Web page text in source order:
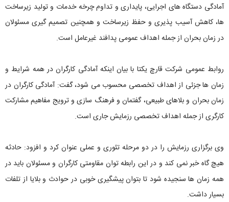
آمادگی دستگاه های اجرایی، پایداری و تداوم چرخه خدمات و تولید زیرساخت
ها، کاهش آسیب پذیری و حفظ زیرساخت و همچنین تصمیم گیری مسئولان
در زمان بحران از جمله اهداف عمومی پدافند غیرعامل است.
روابط عمومی شرکت قارچ یکتا با بیان اینکه آمادگی کارگران در همه شرایط و
زمان ها جزئی از اهداف تخصصی محسوب می شود، گفت: آمادگی کارگران در
زمان بحران و بلاهای طبیعی، گفتمان و فرهنگ سازی و ترویج مفاهیم مشارکت
کارگری از جمله اهداف تخصصی رزمایش جاری است.
وی برگزاری رزمایش را در دو مرحله تئوری و عملی عنوان کرد و افزود: حادثه
هیچ گاه خبر نمی کند و در این رابطه توان مقاومتی کارگران و مسئولان باید در
همه زمان ها سنجیده شود تا بتوان پیشگیری خوبی در حوادث و بلایا از تلفات
بسیار داشت.